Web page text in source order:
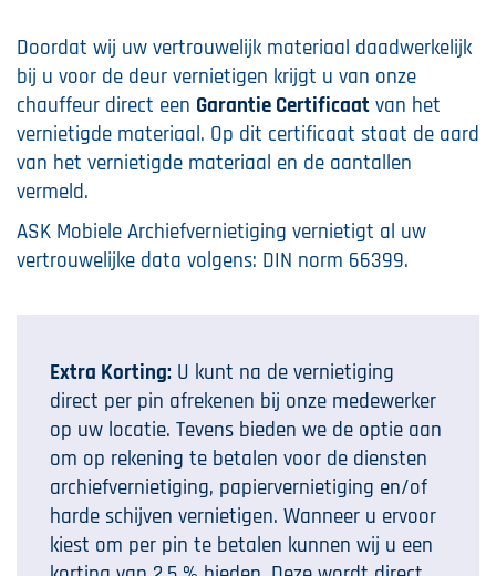
Doordat wij uw vertrouwelijk materiaal daadwerkelijk
bij u voor de deur vernietigen krijgt u van onze
chauffeur direct een Garantie Certificaat van het
vernietigde materiaal. Op dit certificaat staat de aard
van het vernietigde materiaal en de aantallen
vermeld.
ASK Mobiele Archiefvernietiging vernietigt al uw
vertrouwelijke data volgens: DIN norm 66399.
Extra Korting: U kunt na de vernietiging
direct per pin afrekenen bij onze medewerker
op uw locatie. Tevens bieden we de optie aan
om op rekening te betalen voor de diensten
archiefvernietiging, papiervernietiging en/of
harde schijven vernietigen. Wanneer u ervoor
kiest om per pin te betalen kunnen wij u een